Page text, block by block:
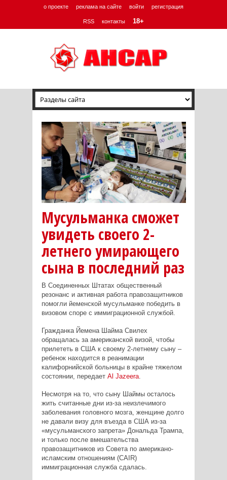
о проекте реклама на сайте войти регистрация
RSS контакты 18+
Мусульманка сможет
увидеть своего 2-
летнего умирающего
сына в последний раз
В Соединенных Штатах общественный
резонанс и активная работа правозащитников
помогли йеменской мусульманке победить в
визовом споре с иммиграционной службой.
Гражданка Йемена Шайма Свилех
обращалась за американской визой, чтобы
прилететь в США к своему 2-летнему сыну –
ребенок находится в реанимации
калифорнийской больницы в крайне тяжелом
состоянии, передает Al Jazeera.
Несмотря на то, что сыну Шаймы осталось
жить считанные дни из-за неизлечимого
заболевания головного мозга, женщине долго
не давали визу для въезда в США из-за
«мусульманского запрета» Дональда Трампа,
и только после вмешательства
правозащитников из Совета по американо-
исламским отношениям (CAIR)
иммиграционная служба сдалась.